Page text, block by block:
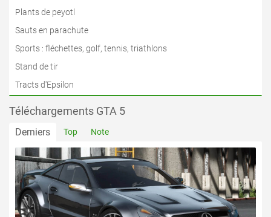
Plants de peyotl
Sauts en parachute
Sports : fléchettes, golf, tennis, triathlons
Stand de tir
Tracts d'Epsilon
Téléchargements GTA 5
Derniers Top Note